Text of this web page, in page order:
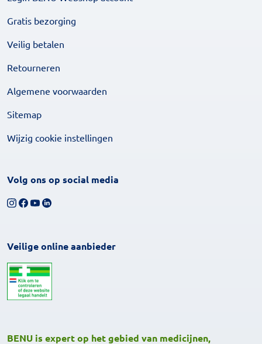
Gratis bezorging
Veilig betalen
Retourneren
Algemene voorwaarden
Sitemap
Wijzig cookie instellingen
Volg ons op social media
Volg ons op Instagram
Volg ons op Facebook
Bekijk ons YouTube-kanaal
Volg ons op LinkedIn
Veilige online aanbieder
BENU is expert op het gebied van medicijnen,